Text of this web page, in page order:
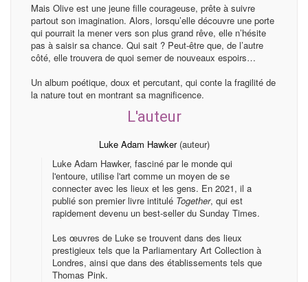
Mais Olive est une jeune fille courageuse, prête à suivre
partout son imagination. Alors, lorsqu’elle découvre une porte
qui pourrait la mener vers son plus grand rêve, elle n’hésite
pas à saisir sa chance. Qui sait ? Peut-être que, de l’autre
côté, elle trouvera de quoi semer de nouveaux espoirs…
Un album poétique, doux et percutant, qui conte la fragilité de
la nature tout en montrant sa magnificence.
L'auteur
Luke Adam Hawker(auteur)
Luke Adam Hawker, fasciné par le monde qui
l'entoure, utilise l'art comme un moyen de se
connecter avec les lieux et les gens. En 2021, il a
publié son premier livre intitulé Together, qui est
rapidement devenu un best-seller du Sunday Times.
Les œuvres de Luke se trouvent dans des lieux
prestigieux tels que la Parliamentary Art Collection à
Londres, ainsi que dans des établissements tels que
Thomas Pink.